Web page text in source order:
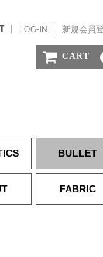
LOG-IN 新規会員
CART
BULLET
FABRIC